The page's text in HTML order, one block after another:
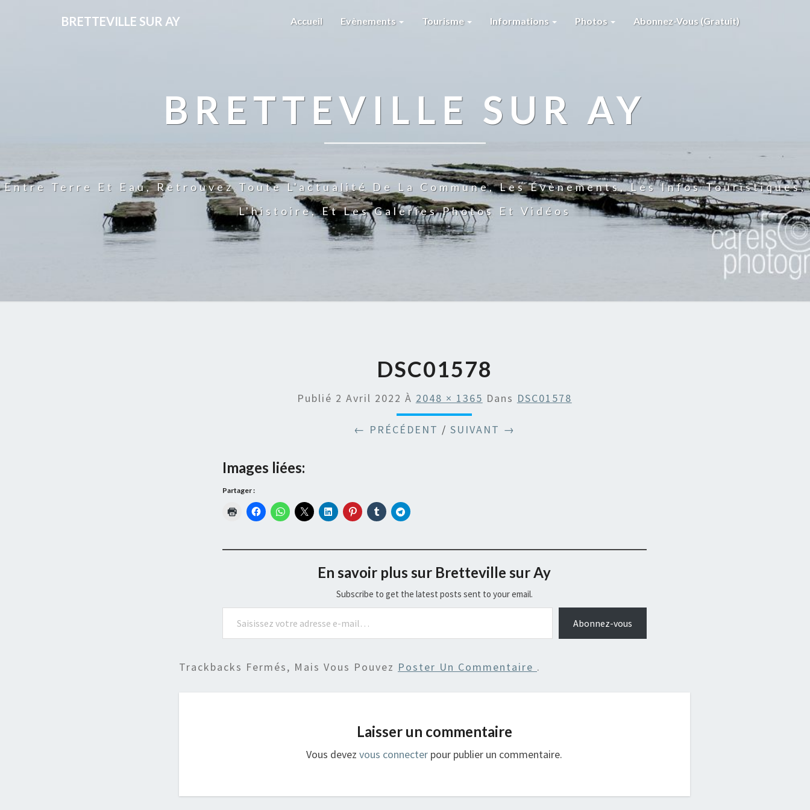
BRETTEVILLE SUR AY Accueil Evènements Tourisme Informations Photos Abonnez-Vous (gratuit)
BRETTEVILLE SUR AY
Entre Terre Et Eau, Retrouvez Toute L'actualité De La Commune, Les Évènements, Les Infos Touristiques,
L'histoire, Et Les Galeries Photos Et Vidéos
DSC01578
Publié 2 Avril 2022 À 2048 × 1365 Dans DSC01578
← PRÉCÉDENT / SUIVANT →
Images liées:
Partager :
En savoir plus sur Bretteville sur Ay
Subscribe to get the latest posts sent to your email.
Saisissez votre adresse e-mail…
Abonnez-vous
Trackbacks Fermés, Mais Vous Pouvez Poster Un Commentaire .
Laisser un commentaire
Vous devezvous connecter pour publier un commentaire.